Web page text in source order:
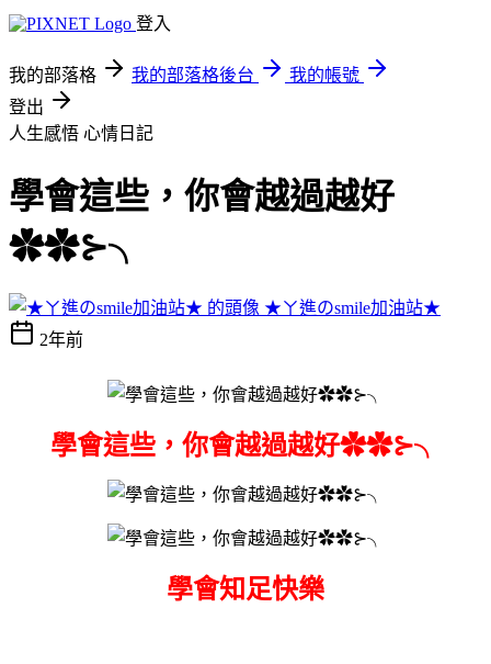
登入
我的部落格 我的部落格後台
我的帳號
登出
人生感悟 心情日記
學會這些，你會越過越好
✿✿⊱╮
★ㄚ進のsmile加油站★
2年前
學會這些，你會越過越好✿✿⊱╮
學會知足快樂